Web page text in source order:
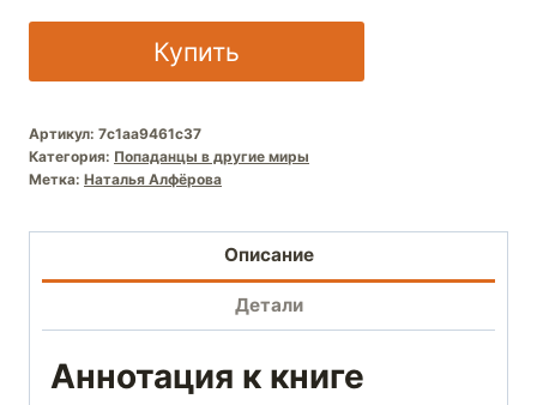
Купить
Артикул: 7c1aa9461c37
Категория: Попаданцы в другие миры
Метка: Наталья Алфёрова
Описание
Детали
Аннотация к книге